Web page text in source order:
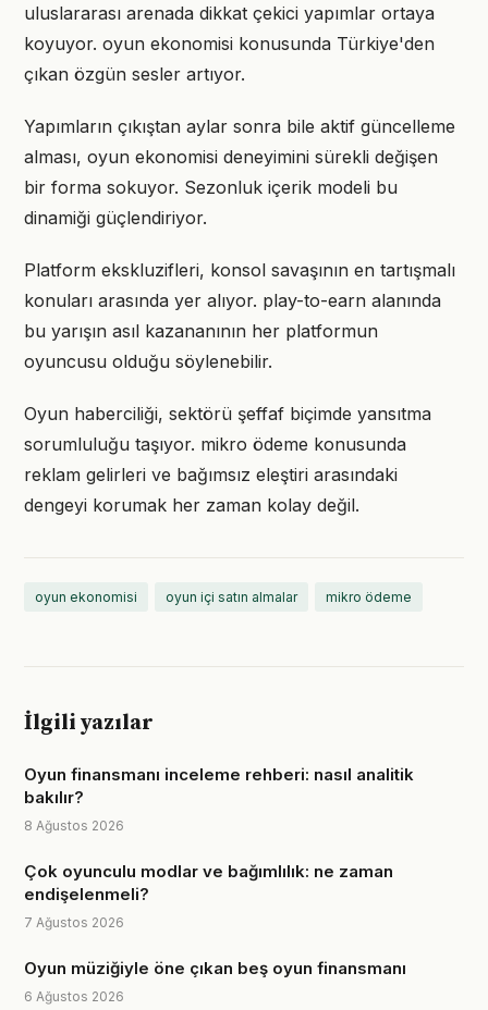
uluslararası arenada dikkat çekici yapımlar ortaya
koyuyor. oyun ekonomisi konusunda Türkiye'den
çıkan özgün sesler artıyor.
Yapımların çıkıştan aylar sonra bile aktif güncelleme
alması, oyun ekonomisi deneyimini sürekli değişen
bir forma sokuyor. Sezonluk içerik modeli bu
dinamiği güçlendiriyor.
Platform ekskluzifleri, konsol savaşının en tartışmalı
konuları arasında yer alıyor. play-to-earn alanında
bu yarışın asıl kazananının her platformun
oyuncusu olduğu söylenebilir.
Oyun haberciliği, sektörü şeffaf biçimde yansıtma
sorumluluğu taşıyor. mikro ödeme konusunda
reklam gelirleri ve bağımsız eleştiri arasındaki
dengeyi korumak her zaman kolay değil.
oyun ekonomisi oyun içi satın almalar mikro ödeme
İlgili yazılar
Oyun finansmanı inceleme rehberi: nasıl analitik
bakılır?
8 Ağustos 2026
Çok oyunculu modlar ve bağımlılık: ne zaman
endişelenmeli?
7 Ağustos 2026
Oyun müziğiyle öne çıkan beş oyun finansmanı
6 Ağustos 2026